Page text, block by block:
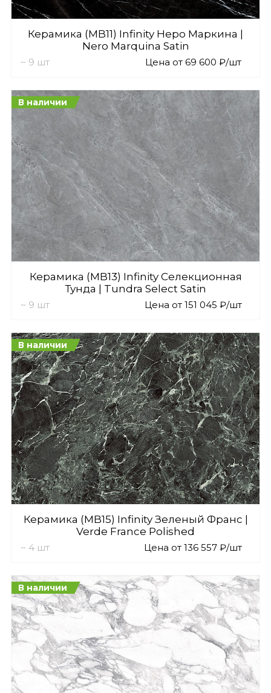
Керамика (MB11) Infinity Неро Маркина |
Nero Marquina Satin
~ 9 шт Цена от 69 600 ₽/шт
В наличии
Керамика (MB13) Infinity Селекционная
Тунда | Tundra Select Satin
~ 9 шт Цена от 151 045 ₽/шт
В наличии
Керамика (MB15) Infinity Зеленый Франс |
Verde France Polished
~ 4 шт Цена от 136 557 ₽/шт
В наличии